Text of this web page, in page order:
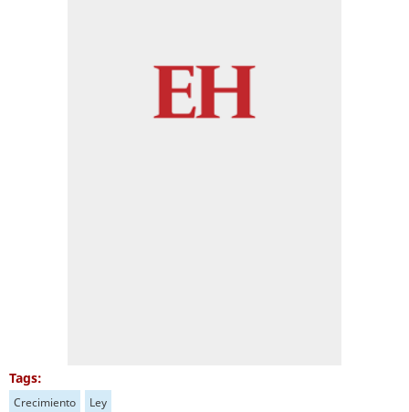
Tags:
Crecimiento Ley